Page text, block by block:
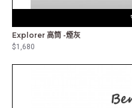
Explorer 高筒 -煙灰
$1,680